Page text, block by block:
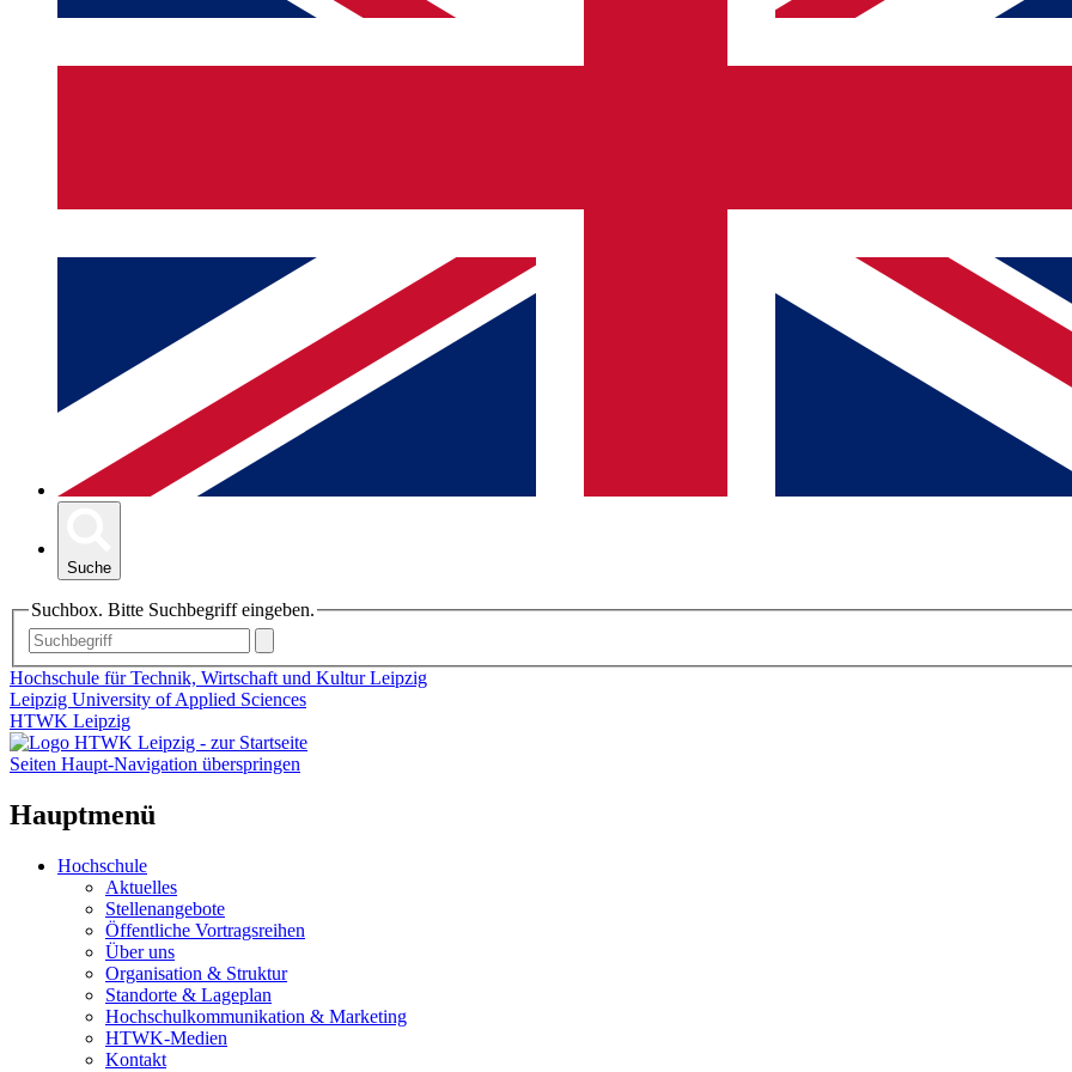
Suche
Suchbox. Bitte Suchbegriff eingeben.
Hochschule für Technik, Wirtschaft und Kultur Leipzig
Leipzig University of Applied Sciences
HTWK Leipzig
Seiten Haupt-Navigation überspringen
Hauptmenü
Hochschule
Aktuelles
Stellenangebote
Öffentliche Vortragsreihen
Über uns
Organisation & Struktur
Standorte & Lageplan
Hochschulkommunikation & Marketing
HTWK-Medien
Kontakt